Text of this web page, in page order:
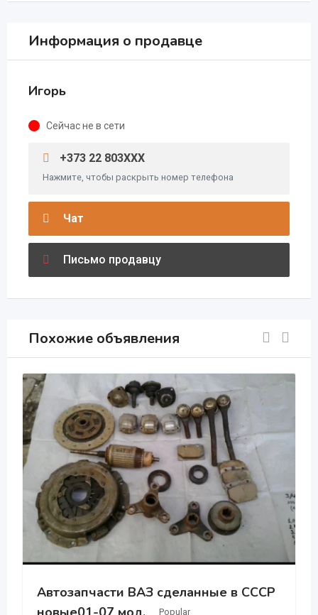
Информация о продавце
Игорь
Сейчас не в сети
+373 22 803XXX
Нажмите, чтобы раскрыть номер телефона
Чат
Письмо продавцу
Похожие объявления
Автозапчасти ВАЗ сделанные в СССР
Popular